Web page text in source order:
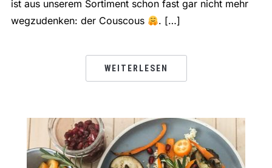
ist aus unserem Sortiment schon fast gar nicht mehr
wegzudenken: der Couscous
. […]
WEITERLESEN